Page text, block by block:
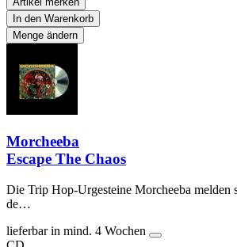
In den Warenkorb
Menge ändern
Morcheeba
Escape The Chaos
Die Trip Hop-Urgesteine Morcheeba melden
de…
lieferbar in mind. 4 Wochen